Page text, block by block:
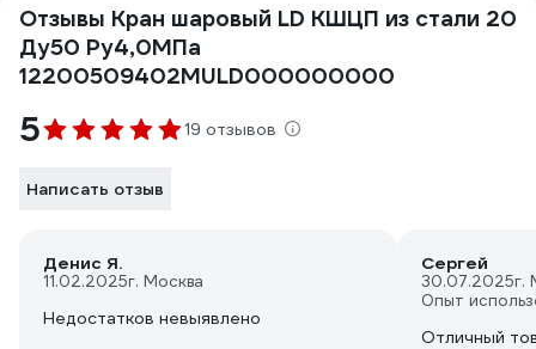
Отзывы Кран шаровый LD КШЦП из стали 20
Ду50 Ру4,0МПа
12200509402MULD000000000
5 19 отзывов
Написать отзыв
Денис Я.
11.02.2025г. Москва
Недостатков невыявлено
Сергей
30.07.2025г.
Опыт
Отличный